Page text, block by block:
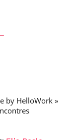
by HelloWork »